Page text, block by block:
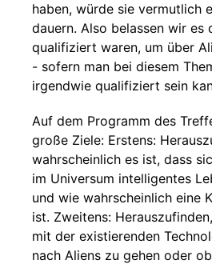
haben, würde sie vermutlich
dauern. Also belassen wir es
qualifiziert waren, um über
- sofern man bei diesem
irgendwie qualifiziert sein
Auf dem Programm des
große Ziele: Erstens:
wahrscheinlich es ist, dass
im Universum intelligentes
und wie wahrscheinlich eine
ist. Zweitens:
mit der existierenden
nach Aliens zu gehen oder